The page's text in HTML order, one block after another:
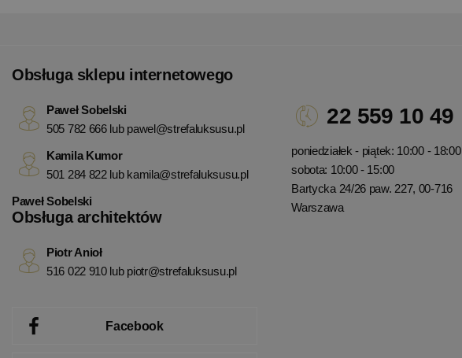
22 559 10 49
poniedziałek - piątek: 10:00 - 18:00
sobota: 10:00 - 15:00
Bartycka 24/26 paw. 227, 00-716
Warszawa
Obsługa sklepu internetowego
Paweł Sobelski
505 782 666 lub pawel@strefaluksusu.pl
Kamila Kumor
501 284 822 lub kamila@strefaluksusu.pl
Paweł Sobelski
Obsługa architektów
Piotr Anioł
516 022 910 lub piotr@strefaluksusu.pl
Facebook